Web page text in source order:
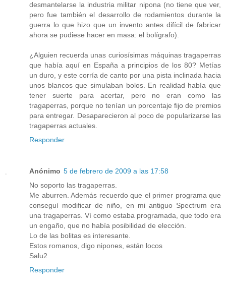
desmantelarse la industria militar nipona (no tiene que ver,
pero fue también el desarrollo de rodamientos durante la
guerra lo que hizo que un invento antes difícil de fabricar
ahora se pudiese hacer en masa: el bolígrafo).
¿Alguien recuerda unas curiosísimas máquinas tragaperras
que había aquí en España a principios de los 80? Metías
un duro, y este corría de canto por una pista inclinada hacia
unos blancos que simulaban bolos. En realidad había que
tener suerte para acertar, pero no eran como las
tragaperras, porque no tenían un porcentaje fijo de premios
para entregar. Desaparecieron al poco de popularizarse las
tragaperras actuales.
Responder
Anónimo 5 de febrero de 2009 a las 17:58
No soporto las tragaperras.
Me aburren. Además recuerdo que el primer programa que
conseguí modificar de niño, en mi antiguo Spectrum era
una tragaperras. Ví como estaba programada, que todo era
un engaño, que no había posibilidad de elección.
Lo de las bolitas es interesante.
Estos romanos, digo nipones, están locos
Salu2
Responder